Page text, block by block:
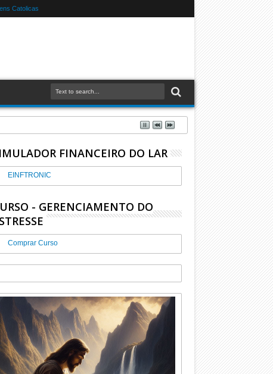
Catolicas
FINANCEIRO DO LAR
EINFTRONIC
- GERENCIAMENTO DO
Comprar Curso